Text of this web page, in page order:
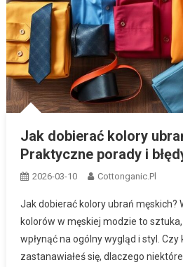
Jak dobierać kolory
Praktyczne porady i
2026-03-10 Cottonganic.pl
Jak dobierać kolory ubrań męskich?
kolorów w męskiej modzie to
wpłynąć na ogólny wygląd i styl. Czy
zastanawiałeś się, dlaczego